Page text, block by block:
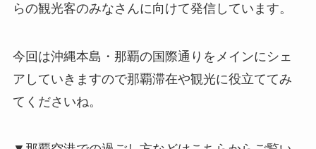
らの観光客のみなさんに向けて発信しています。
今回は沖縄本島・那覇の国際通りをメインにシェ
アしていきますので那覇滞在や観光に役立ててみ
てくださいね。